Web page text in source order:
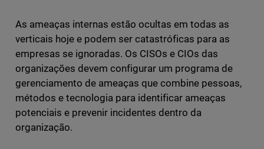
As ameaças internas estão ocultas em todas as
verticais hoje e podem ser catastróficas para as
empresas se ignoradas. Os CISOs e CIOs das
organizações devem configurar um programa de
gerenciamento de ameaças que combine pessoas,
métodos e tecnologia para identificar ameaças
potenciais e prevenir incidentes dentro da
organização.